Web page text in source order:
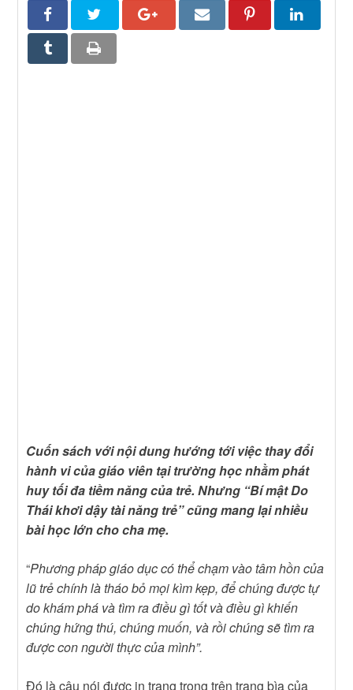
Cuốn sách với nội dung hướng tới việc thay đổi
hành vi của giáo viên tại trường học nhằm phát
huy tối đa tiềm năng của trẻ. Nhưng “Bí mật Do
Thái khơi dậy tài năng trẻ” cũng mang lại nhiều
bài học lớn cho cha mẹ.
“Phương pháp giáo dục có thể chạm vào tâm hồn của
lũ trẻ chính là tháo bỏ mọi kìm kẹp, để chúng được tự
do khám phá và tìm ra điều gì tốt và điều gì khiến
chúng hứng thú, chúng muốn, và rồi chúng sẽ tìm ra
được con người thực của mình”.
Đó là câu nói được in trang trọng trên trang bìa của